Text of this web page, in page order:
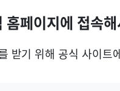
페이지에 접속해
받기 위해 공식 사이트